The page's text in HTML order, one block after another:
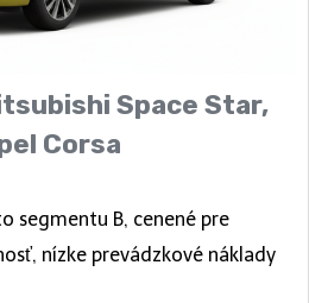
Space Star,
Corsa
segmentu B, cenené pre
nízke prevádzkové náklady